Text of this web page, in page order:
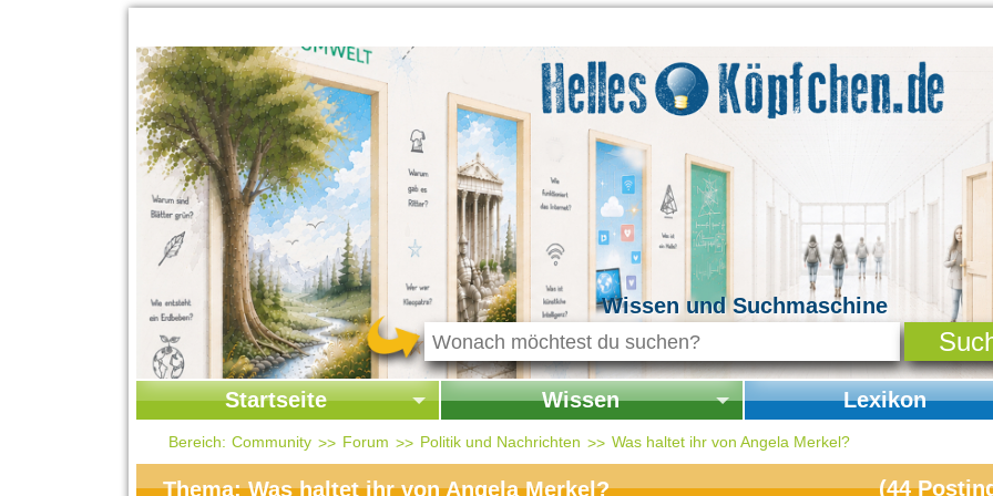
Wissen und Suchmaschine
Startseite
Startseite
Kontakt
Wissen
Startseite Wissen
Geschichte & Kultur
Lexikon
Startseite Lexikon
Bereich: Community Forum Politik und Nachrichten Was haltet ihr von Angela Merkel?
Thema: Was haltet ihr von Angela Merkel? (44